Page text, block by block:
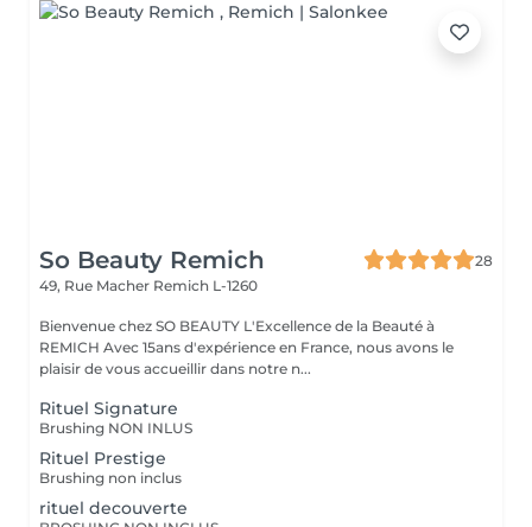
So Beauty Remich
28
49, Rue Macher Remich L-1260
Bienvenue chez SO BEAUTY L'Excellence de la Beauté à
REMICH Avec 15ans d'expérience en France, nous avons le
plaisir de vous accueillir dans notre n...
Rituel Signature
Brushing NON INLUS
Rituel Prestige
Brushing non inclus
rituel decouverte